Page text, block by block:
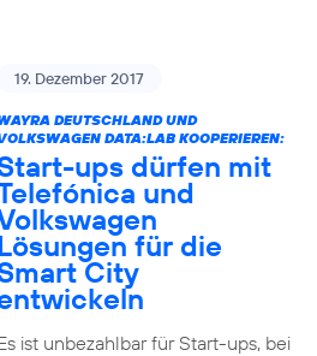
19. Dezember 2017
DEUTSCHLAND UND
DATA:LAB KOOPERIEREN:
ups dürfen mit
und
für die
City
ist unbezahlbar für Start-ups, bei